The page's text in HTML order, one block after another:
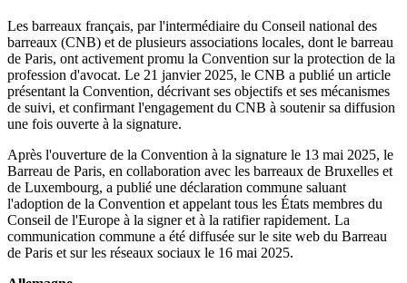
Les barreaux français, par l'intermédiaire du Conseil national des
barreaux (CNB) et de plusieurs associations locales, dont le barreau
de Paris, ont activement promu la Convention sur la protection de la
profession d'avocat. Le 21 janvier 2025, le CNB a publié un article
présentant la Convention, décrivant ses objectifs et ses mécanismes
de suivi, et confirmant l'engagement du CNB à soutenir sa diffusion
une fois ouverte à la signature.
Après l'ouverture de la Convention à la signature le 13 mai 2025, le
Barreau de Paris, en collaboration avec les barreaux de Bruxelles et
de Luxembourg, a publié une déclaration commune saluant
l'adoption de la Convention et appelant tous les États membres du
Conseil de l'Europe à la signer et à la ratifier rapidement. La
communication commune a été diffusée sur le site web du Barreau
de Paris et sur les réseaux sociaux le 16 mai 2025.